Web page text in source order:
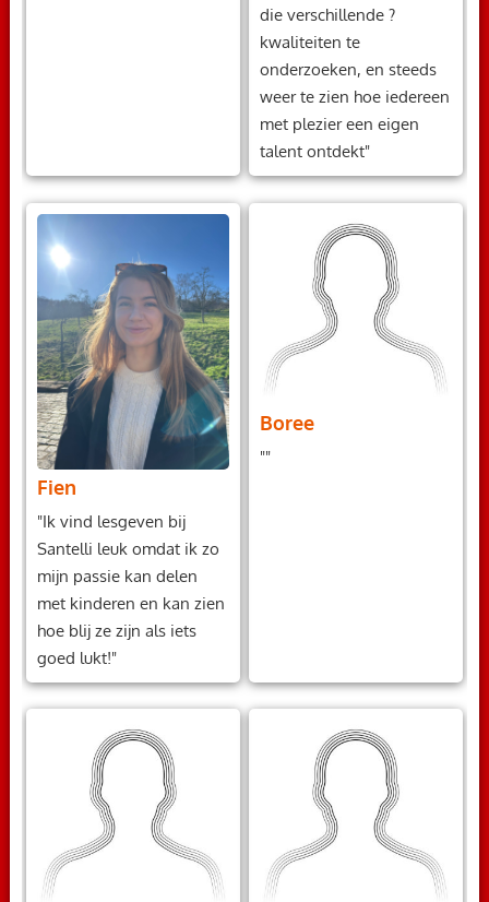
die verschillende ?
kwaliteiten te
onderzoeken, en steeds
weer te zien hoe iedereen
met plezier een eigen
talent ontdekt"
Fien
"Ik vind lesgeven bij
Santelli leuk omdat ik zo
mijn passie kan delen
met kinderen en kan zien
hoe blij ze zijn als iets
goed lukt!"
Boree
""